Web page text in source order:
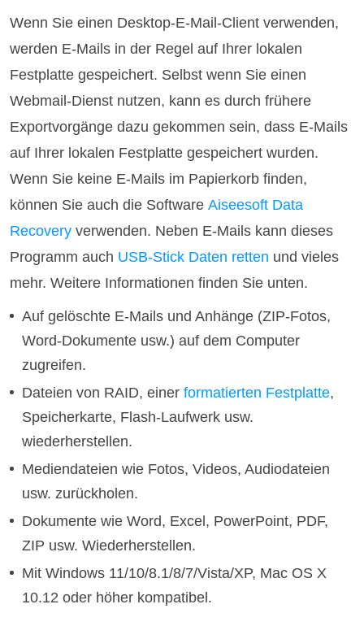
Wenn Sie einen Desktop-E-Mail-Client verwenden,
werden E-Mails in der Regel auf Ihrer lokalen
Festplatte gespeichert. Selbst wenn Sie einen
Webmail-Dienst nutzen, kann es durch frühere
Exportvorgänge dazu gekommen sein, dass E-Mails
auf Ihrer lokalen Festplatte gespeichert wurden.
Wenn Sie keine E-Mails im Papierkorb finden,
können Sie auch die SoftwareAiseesoft Data
Recovery verwenden. Neben E-Mails kann dieses
Programm auch USB-Stick Daten retten und vieles
mehr. Weitere Informationen finden Sie unten.
Auf gelöschte E-Mails und Anhänge (ZIP-Fotos,
Word-Dokumente usw.) auf dem Computer
zugreifen.
Dateien von RAID, einerformatierten Festplatte,
Speicherkarte, Flash-Laufwerk usw.
wiederherstellen.
Mediendateien wie Fotos, Videos, Audiodateien
usw. zurückholen.
Dokumente wie Word, Excel, PowerPoint, PDF,
ZIP usw. Wiederherstellen.
Mit Windows 11/10/8.1/8/7/Vista/XP, Mac OS X
10.12 oder höher kompatibel.